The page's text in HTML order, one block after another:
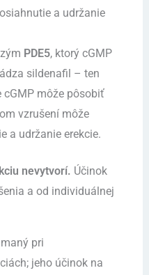
a udržanie
PDE5, ktorý cGMP
sildenafil – ten
cGMP môže pôsobiť
vzrušení môže
a udržanie erekcie.
nevytvorí. Účinok
a od individuálnej
pri
jeho účinok na